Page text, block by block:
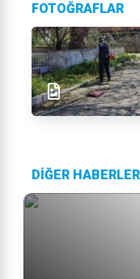
FOTOĞRAFLAR
DİĞER HABERLER